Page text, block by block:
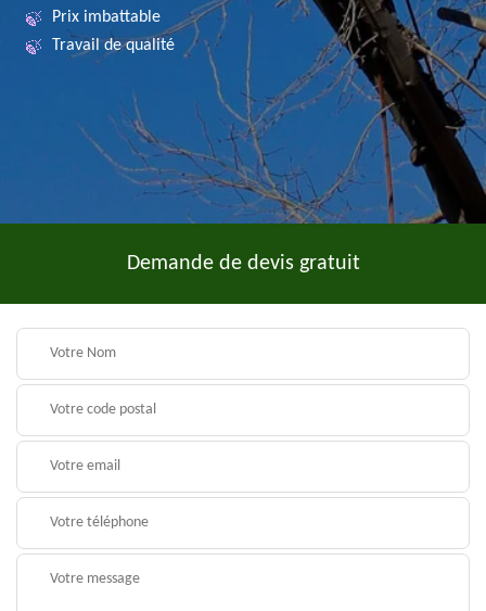
Prix imbattable
Travail de qualité
Demande de devis gratuit